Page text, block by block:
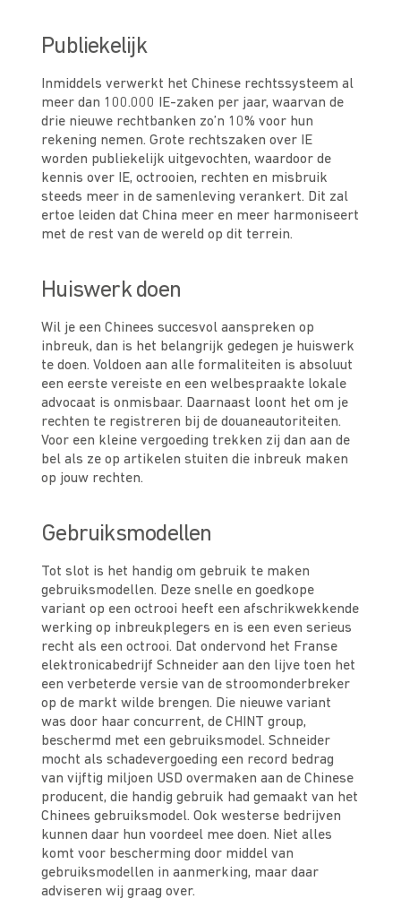
Publiekelijk
Inmiddels verwerkt het Chinese rechtssysteem al
meer dan 100.000 IE-zaken per jaar, waarvan de
drie nieuwe rechtbanken zo’n 10% voor hun
rekening nemen. Grote rechtszaken over IE
worden publiekelijk uitgevochten, waardoor de
kennis over IE, octrooien, rechten en misbruik
steeds meer in de samenleving verankert. Dit zal
ertoe leiden dat China meer en meer harmoniseert
met de rest van de wereld op dit terrein.
Huiswerk doen
Wil je een Chinees succesvol aanspreken op
inbreuk, dan is het belangrijk gedegen je huiswerk
te doen. Voldoen aan alle formaliteiten is absoluut
een eerste vereiste en een welbespraakte lokale
advocaat is onmisbaar. Daarnaast loont het om je
rechten te registreren bij de douaneautoriteiten.
Voor een kleine vergoeding trekken zij dan aan de
bel als ze op artikelen stuiten die inbreuk maken
op jouw rechten.
Gebruiksmodellen
Tot slot is het handig om gebruik te maken
gebruiksmodellen. Deze snelle en goedkope
variant op een octrooi heeft een afschrikwekkende
werking op inbreukplegers en is een even serieus
recht als een octrooi. Dat ondervond het Franse
elektronicabedrijf Schneider aan den lijve toen het
een verbeterde versie van de stroomonderbreker
op de markt wilde brengen. Die nieuwe variant
was door haar concurrent, de CHINT group,
beschermd met een gebruiksmodel. Schneider
mocht als schadevergoeding een record bedrag
van vijftig miljoen USD overmaken aan de Chinese
producent, die handig gebruik had gemaakt van het
Chinees gebruiksmodel. Ook westerse bedrijven
kunnen daar hun voordeel mee doen. Niet alles
komt voor bescherming door middel van
gebruiksmodellen in aanmerking, maar daar
adviseren wij graag over.